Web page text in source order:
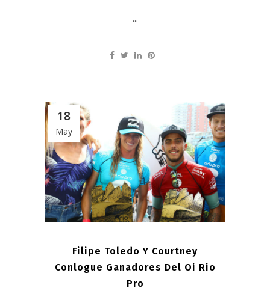
...
18
May
Filipe Toledo Y Courtney
Conlogue Ganadores Del Oi Rio
Pro